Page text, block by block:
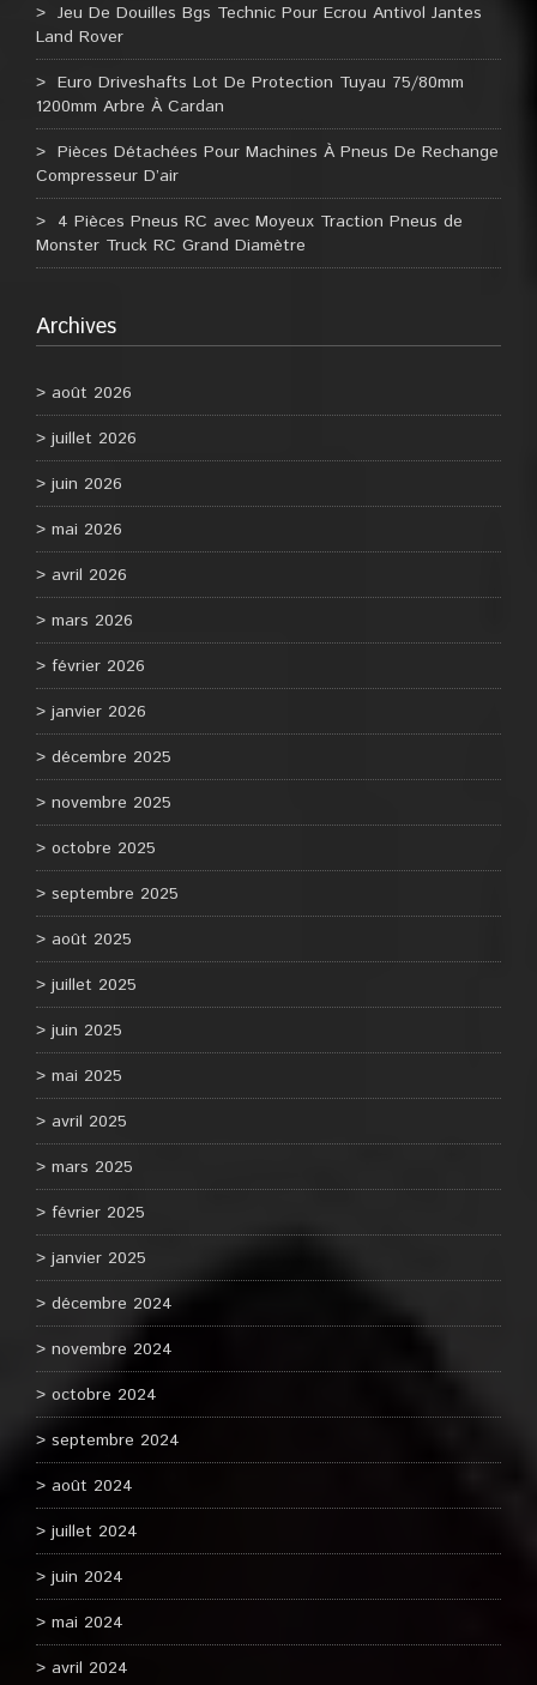
Jeu De Douilles Bgs Technic Pour Ecrou Antivol Jantes
Land Rover
Euro Driveshafts Lot De Protection Tuyau 75/80mm
1200mm Arbre À Cardan
Pièces Détachées Pour Machines À Pneus De Rechange
Compresseur D’air
4 Pièces Pneus RC avec Moyeux Traction Pneus de
Monster Truck RC Grand Diamètre
Archives
août 2026
juillet 2026
juin 2026
mai 2026
avril 2026
mars 2026
février 2026
janvier 2026
décembre 2025
novembre 2025
octobre 2025
septembre 2025
août 2025
juillet 2025
juin 2025
mai 2025
avril 2025
mars 2025
février 2025
janvier 2025
décembre 2024
novembre 2024
octobre 2024
septembre 2024
août 2024
juillet 2024
juin 2024
mai 2024
avril 2024